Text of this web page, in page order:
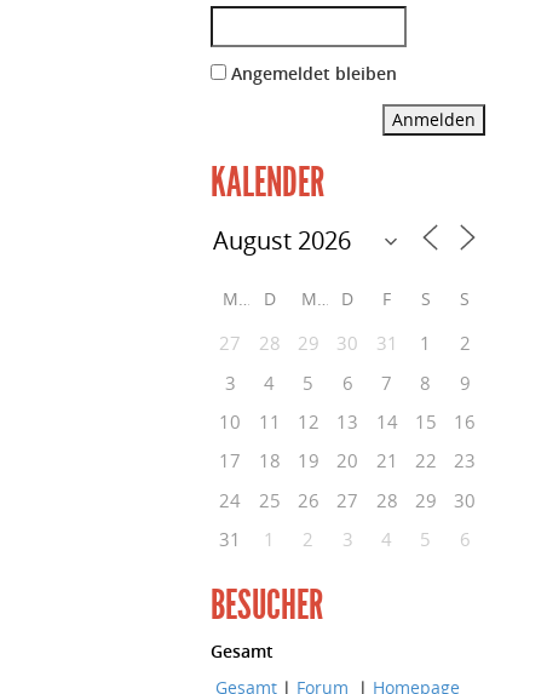
Angemeldet bleiben
Anmelden
KALENDER
M D M D F S S
27 28 29 30 31 1
2
3
4 5 6 7 8
9
10
11 12 13 14 15
16
17
18 19 20 21 22
23
24
25 26 27 28 29
30
31
1 2 3 4 5 6
BESUCHER
Gesamt
Gesamt | Forum | Homepage